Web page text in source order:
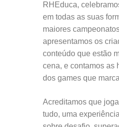
RHEduca,
em todas as suas
maiores
apresentamos os
conteúdo que estão
cena, e contamos as
dos games que
Acreditamos que
tudo, uma